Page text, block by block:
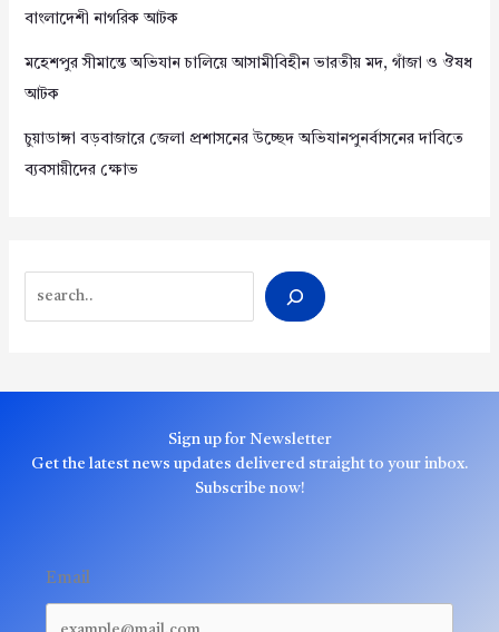
বাংলাদেশী নাগরিক আটক
মহেশপুর সীমান্তে অভিযান চালিয়ে আসামীবিহীন ভারতীয় মদ, গাঁজা ও ঔষধ
আটক
চুয়াডাঙ্গা বড়বাজারে জেলা প্রশাসনের উচ্ছেদ অভিযানপুনর্বাসনের দাবিতে
ব্যবসায়ীদের ক্ষোভ
Sign up for Newsletter
Get the latest news updates delivered straight to your inbox.
Subscribe now!
Email